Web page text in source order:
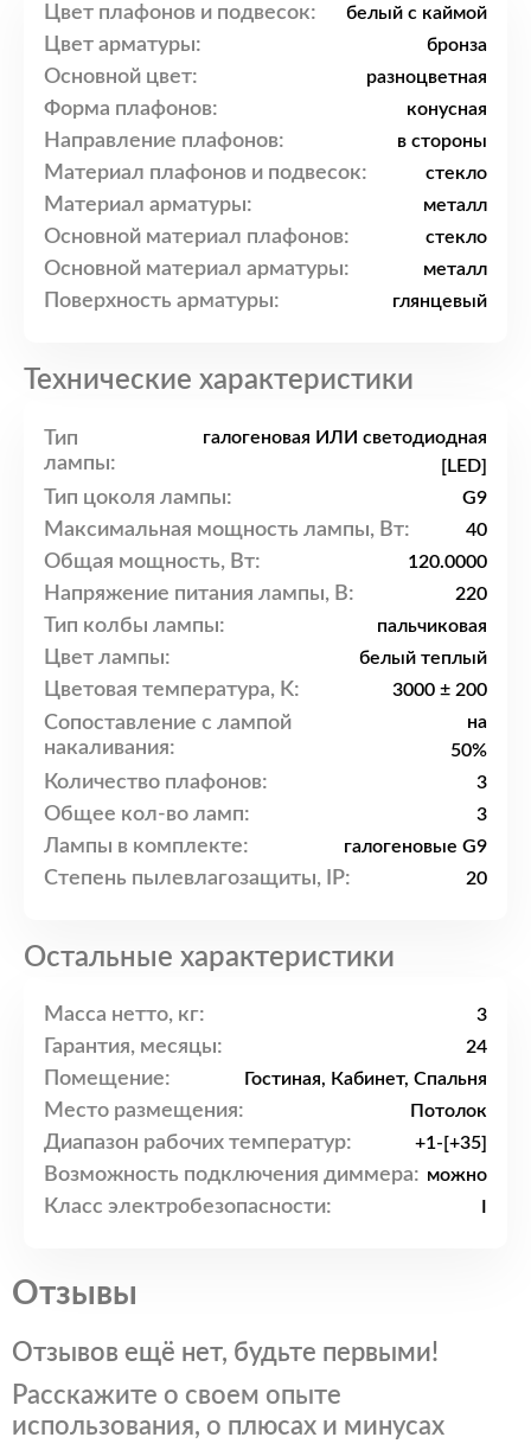
Цвет плафонов и подвесок: белый с каймой
Цвет арматуры: бронза
Основной цвет: разноцветная
Форма плафонов: конусная
Направление плафонов: в стороны
Материал плафонов и подвесок: стекло
Материал арматуры: металл
Основной материал плафонов: стекло
Основной материал арматуры: металл
Поверхность арматуры: глянцевый
Технические характеристики
Тип
лампы:
галогеновая ИЛИ светодиодная
[LED]
Тип цоколя лампы: G9
Максимальная мощность лампы, Вт: 40
Общая мощность, Вт: 120.0000
Напряжение питания лампы, В: 220
Тип колбы лампы: пальчиковая
Цвет лампы: белый теплый
Цветовая температура, K: 3000 ± 200
Сопоставление с лампой
накаливания:
на
50%
Количество плафонов: 3
Общее кол-во ламп: 3
Лампы в комплекте: галогеновые G9
Степень пылевлагозащиты, IP: 20
Остальные характеристики
Масса нетто, кг: 3
Гарантия, месяцы: 24
Помещение: Гостиная, Кабинет, Спальня
Место размещения: Потолок
Диапазон рабочих температур: +1-[+35]
Возможность подключения диммера: можно
Класс электробезопасности:
Отзывы
Отзывов ещё нет, будьте первыми!
Расскажите о своем опыте
использования, о плюсах и минусах